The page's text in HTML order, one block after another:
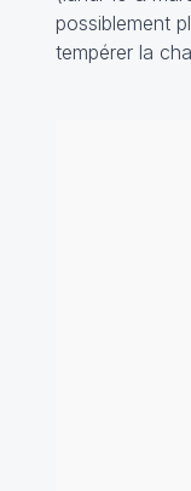
possiblement
tempérer la